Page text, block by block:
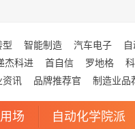
型 智能制造 汽车电子
杰科进 首自信 罗地格
讯 品牌推荐官 制造业品
场 自动化学院派